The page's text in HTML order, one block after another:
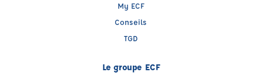
My ECF
Conseils
TGD
Le groupe ECF